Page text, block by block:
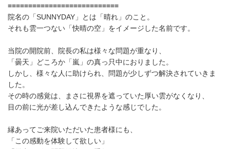
≡≡≡≡≡≡≡≡≡≡≡≡≡≡≡≡≡≡≡≡≡≡≡≡≡≡≡
院名の「SUNNYDAY」とは「晴れ」のこと。
それも雲一つない「快晴の空」をイメージした名前です。
当院の開院前、院長の私は様々な問題が重なり、
「曇天」どころか「嵐」の真っ只中におりました。
しかし、様々な人に助けられ、問題が少しずつ解決されていきま
した。
その時の感覚は、まさに視界を遮っていた厚い雲がなくなり、
目の前に光が差し込んできたような感じでした。
縁あってご来院いただいた患者様にも、
「この感動を体験して欲しい」